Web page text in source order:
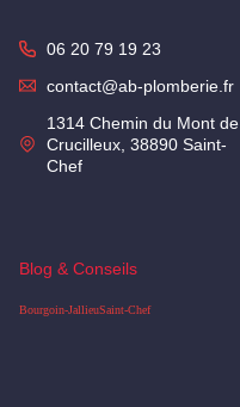
06 20 79 19 23
contact@ab-plomberie.fr
1314 Chemin du Mont de
Crucilleux, 38890 Saint-
Chef
Blog & Conseils
Bourgoin-JallieuSaint-Chef